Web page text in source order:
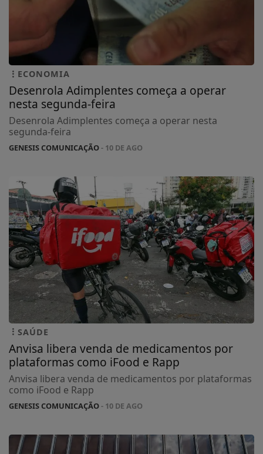
ECONOMIA
Desenrola Adimplentes começa a operar
nesta segunda-feira
Desenrola Adimplentes começa a operar nesta
segunda-feira
GENESIS COMUNICAÇÃO- 10 DE AGO
SAÚDE
Anvisa libera venda de medicamentos por
plataformas como iFood e Rapp
Anvisa libera venda de medicamentos por plataformas
como iFood e Rapp
GENESIS COMUNICAÇÃO- 10 DE AGO